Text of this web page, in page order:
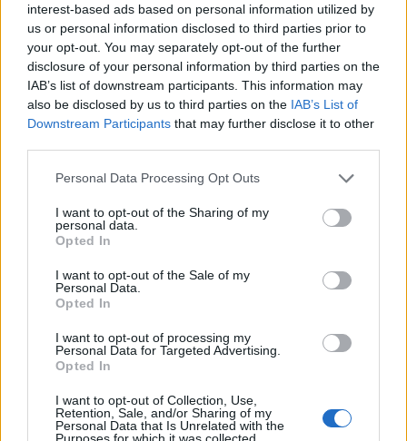
interest-based ads based on personal information utilized by
us or personal information disclosed to third parties prior to
your opt-out. You may separately opt-out of the further
disclosure of your personal information by third parties on the
IAB’s list of downstream participants. This information may
also be disclosed by us to third parties on the IAB’s List of
Downstream Participants that may further disclose it to other
Please note that this website/app uses one or more Google
not limited to your visit or usage behaviour. You may click to
grant or deny consent to Google and its third-party tags to
use your data for below specified purposes in below Google
consent section.
Personal Data Processing Opt Outs
I want to opt-out of the Sharing of my
personal data.
Opted In
I want to opt-out of the Sale of my
Personal Data.
Opted In
I want to opt-out of processing my
Personal Data for Targeted Advertising.
Opted In
I want to opt-out of Collection, Use,
Retention, Sale, and/or Sharing of my
Personal Data that Is Unrelated with the
Purposes for which it was collected.
movimento, un invito a investire nella
formazione e nella visibilità e un richiamo a non
sottovalutare la dimensione aggregativa dello
sport, che può trasformare vite e comunità.
Andrea Conforti
Andrea Conforti, 46enne torinese dal look
casual e naturale, è un analista tattico che
trasforma dati e clip in racconti social. Ricorda
quando annotò la rimonta al box stampa dello
Stadio Olimpico Grande Torino: da
quell'appunto nacque la sua linea editoriale,
critico. Dettaglio unico: una stagione
allenatore under15 al Chieri e ciclista urbano.